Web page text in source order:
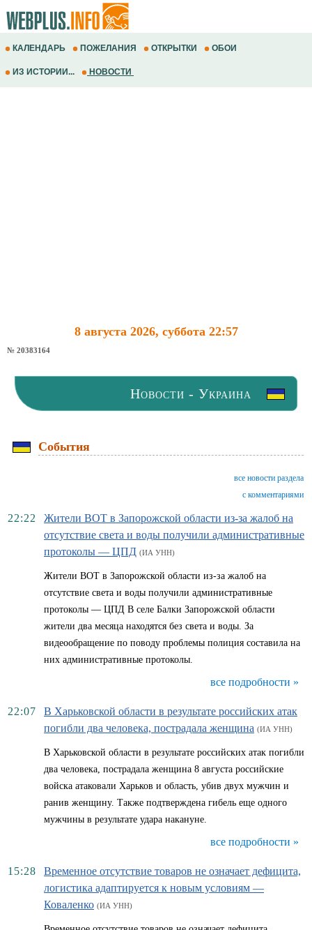
КАЛЕНДАРЬ ПОЖЕЛАНИЯ ОТКРЫТКИ ОБОИ
ИЗ ИСТОРИИ... НОВОСТИ
8 августа 2026, суббота 22:57
№ 20383164
Новости - Украина
События
все новости раздела
с комментариями
22:22
Жители ВОТ в Запорожской области из-за жалоб на
отсутствие света и воды получили административные
протоколы — ЦПД (ИА УНН)
Жители ВОТ в Запорожской области из-за жалоб на
отсутствие света и воды получили административные
протоколы — ЦПД В селе Балки Запорожской области
жители два месяца находятся без света и воды. За
видеообращение по поводу проблемы полиция составила на
них административные протоколы.
все подробности »
22:07
В Харьковской области в результате российских атак
погибли два человека, пострадала женщина (ИА УНН)
В Харьковской области в результате российских атак погибли
два человека, пострадала женщина 8 августа российские
войска атаковали Харьков и область, убив двух мужчин и
ранив женщину. Также подтверждена гибель еще одного
мужчины в результате удара накануне.
все подробности »
15:28
Временное отсутствие товаров не означает дефицита,
логистика адаптируется к новым условиям —
Коваленко (ИА УНН)